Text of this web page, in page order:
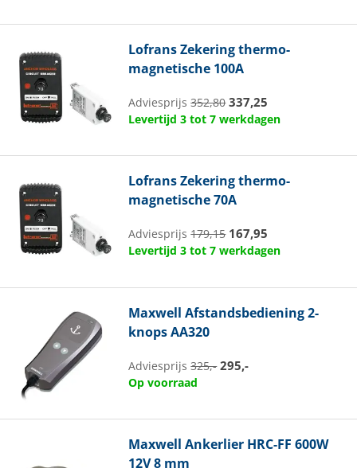
LofransZekering thermo-
magnetische 100A
Adviesprijs352,80 337,25
Levertijd 3 tot 7 werkdagen
LofransZekering thermo-
magnetische 70A
Adviesprijs179,15 167,95
Levertijd 3 tot 7 werkdagen
Maxwell Afstandsbediening 2-
knops AA320
Adviesprijs325,- 295,-
Op voorraad
Maxwell Ankerlier HRC-FF 600W
12V 8 mm